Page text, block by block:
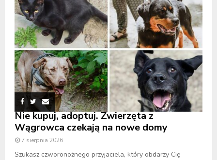
Nie kupuj, adoptuj. Zwierzęta z
Wągrowca czekają na nowe domy
7 sierpnia 2026
Szukasz czworonożnego przyjaciela, który obdarzy Cię